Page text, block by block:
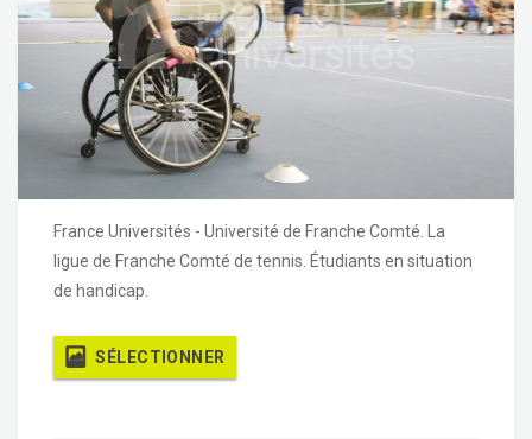
France Universités - Université de Franche Comté. La
ligue de Franche Comté de tennis. Étudiants en situation
de handicap.
SÉLECTIONNER